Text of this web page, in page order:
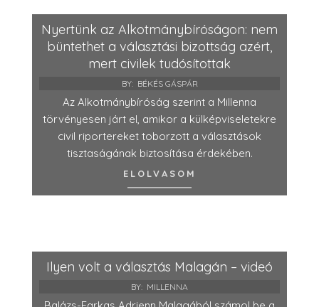
Nyertünk az Alkotmánybíróságon: nem
büntethet a választási bizottság azért,
mert civilek tudósítottak
BY: BÉKÉS GÁSPÁR
Az Alkotmánybíróság szerint a Millenna
törvényesen járt el, amikor a külképviseletekre
civil riportereket toborzott a választások
tisztaságának biztosítása érdekében.
ELOLVASOM
Ilyen volt a választás Malagán – videó
BY: MILLENNA